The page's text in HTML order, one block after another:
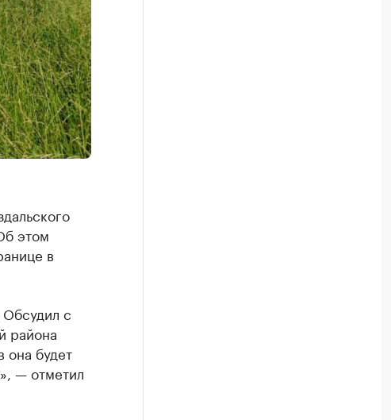
этом
в
с
района
она будет
— отметил